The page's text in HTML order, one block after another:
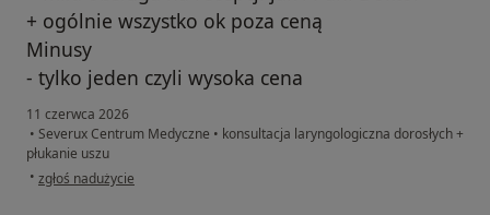
+ ogólnie wszystko ok poza ceną
Minusy
- tylko jeden czyli wysoka cena
11 czerwca 2026
• Severux Centrum Medyczne • konsultacja laryngologiczna dorosłych +
płukanie uszu
• w opinii użytkownika Corey
zgłoś nadużycie